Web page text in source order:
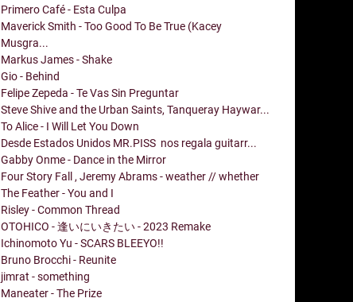
Primero Café - Esta Culpa
Maverick Smith - Too Good To Be True (Kacey
Musgra...
Markus James - Shake
Gio - Behind
Felipe Zepeda - Te Vas Sin Preguntar
Steve Shive and the Urban Saints, Tanqueray Haywar...
To Alice - I Will Let You Down
Desde Estados Unidos MR.PISS nos regala guitarr...
Gabby Onme - Dance in the Mirror
Four Story Fall , Jeremy Abrams - weather // whether
The Feather - You and I
Risley - Common Thread
OTOHICO - 逢いにいきたい - 2023 Remake
Ichinomoto Yu - SCARS BLEEYO!!
Bruno Brocchi - Reunite
jimrat - something
Maneater - The Prize